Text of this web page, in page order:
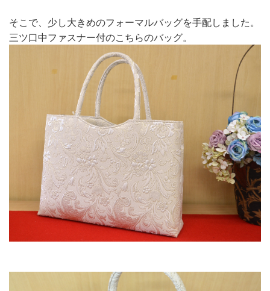
そこで、少し大きめのフォーマルバッグを手配しました。
三ツ口中ファスナー付のこちらのバッグ。